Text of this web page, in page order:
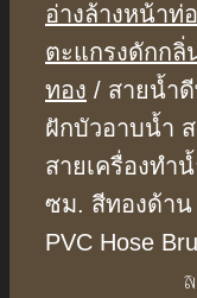
อ่างล้างหน้าท่
ตะแกรงดักกลิ่
ทอง / สายน้ำ
ฝักบัวอาบน้ำ
สายเครื่องทำ
ซม. สีทองด้าน
PVC Hose